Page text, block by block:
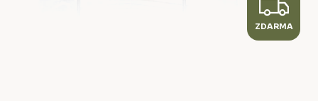
Z
D
ZDARMA